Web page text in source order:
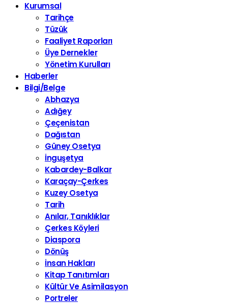
Kurumsal
Tarihçe
Tüzük
Faaliyet Raporları
Üye Dernekler
Yönetim Kurulları
Haberler
Bilgi/Belge
Abhazya
Adığey
Çeçenistan
Dağıstan
Güney Osetya
İnguşetya
Kabardey-Balkar
Karaçay-Çerkes
Kuzey Osetya
Tarih
Anılar, Tanıklıklar
Çerkes Köyleri
Diaspora
Dönüş
İnsan Hakları
Kitap Tanıtımları
Kültür Ve Asimilasyon
Portreler